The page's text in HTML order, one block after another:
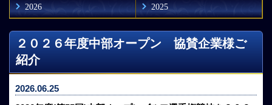
2026 2025
２０２６年度中部オープン 協賛企業様ご
紹介
2026.06.25